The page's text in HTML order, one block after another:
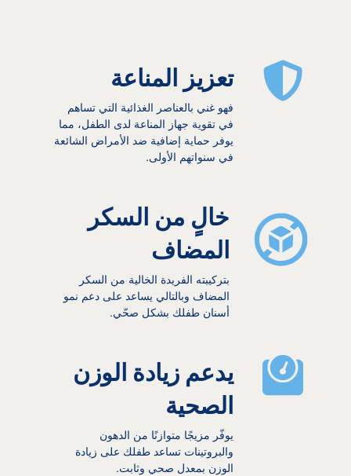
تعزيز المناعة
فهو غني بالعناصر الغذائية التي تساهم
في تقوية جهاز المناعة لدى الطفل، مما
يوفر حماية إضافية ضد الأمراض الشائعة
في سنواتهم الأولى.
خالٍ من السكر
المضاف
بتركيبته الفريدة الخالية من السكر
المضاف وبالتالي يساعد على دعم نمو
أسنان طفلك بشكل صحّي.
يدعم زيادة الوزن
الصحية
يوفّر مزيجًا متوازنًا من الدهون
والبروتينات تساعد طفلك على زيادة
الوزن بمعدل صحي وثابت.